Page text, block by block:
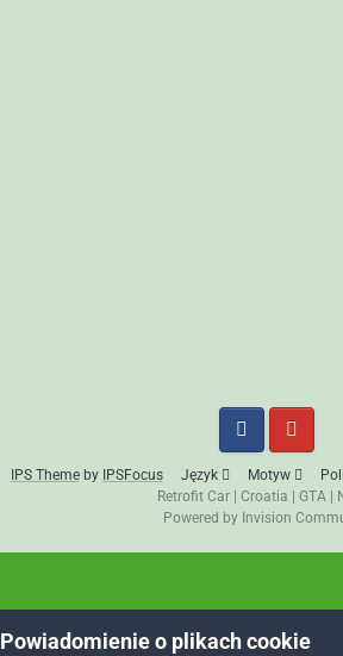
IPS Themeby IPSFocus Język Motyw
Retrofit Car| Croatia GTA|
Powered by Invision
Powiadomienie o plikach cookie